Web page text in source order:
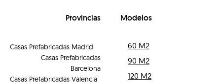
Modelos
60 M2
90 M2
120 M2
Provincias
Casas Prefabricadas Madrid
Casas Prefabricadas
Barcelona
Casas Prefabricadas Valencia